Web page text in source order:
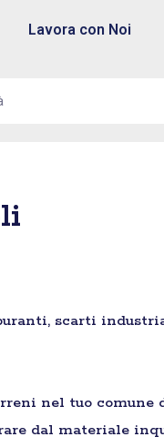
Lavora con Noi
scarti
nel tuo comune
dal materiale